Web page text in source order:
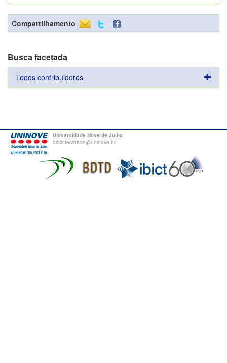
Compartilhamento
Busca facetada
Todos contribuidores
Universidade Nove de Julho
bibliotecatede@uninove.br